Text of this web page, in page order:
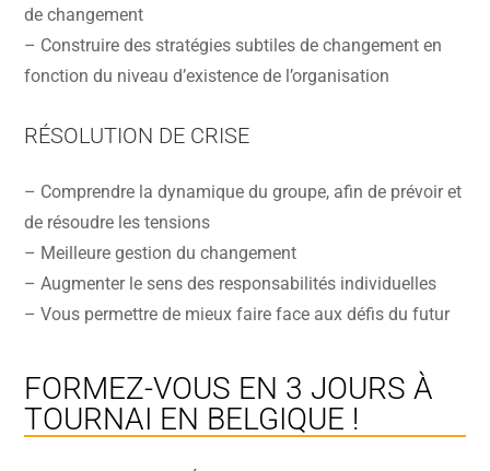
de changement
– Construire des stratégies subtiles de changement en
fonction du niveau d’existence de l’organisation
RÉSOLUTION DE CRISE
– Comprendre la dynamique du groupe, afin de prévoir et
de résoudre les tensions
– Meilleure gestion du changement
– Augmenter le sens des responsabilités individuelles
– Vous permettre de mieux faire face aux défis du futur
FORMEZ-VOUS EN 3 JOURS À
TOURNAI EN BELGIQUE !